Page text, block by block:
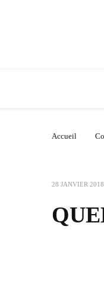
Accueil
28 JANVIER 2018